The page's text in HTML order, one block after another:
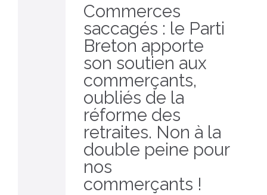
Commerces
saccagés : le Parti
Breton apporte
son soutien aux
commerçants,
oubliés de la
réforme des
retraites. Non à la
double peine pour
nos
commerçants !